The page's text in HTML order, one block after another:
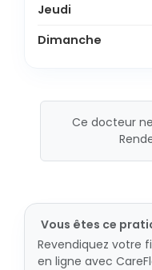
Jeudi
Dimanche
Ce docteur
Vous êtes ce
Revendiquez votre
en ligne avec